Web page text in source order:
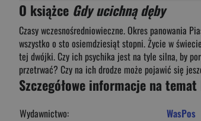
O książce Gdy ucichną dęby
Czasy wczesnośredniowieczne. Okres panowania
wszystko o sto osiemdziesiąt stopni. Życie w
tej dwójki. Czy ich psychika jest na tyle silna, by
przetrwać? Czy na ich drodze może pojawić się
Szczegółowe informacje na
Wydawnictwo: WasPos